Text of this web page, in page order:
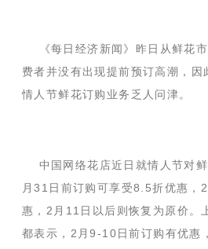
《每日经济新闻》昨日从鲜花市
费者并没有出现提前预订高潮，因
情人节鲜花订购业务乏人问津。
中国网络花店近日就情人节对鲜
月31日前订购可享受8.5折优惠，
惠，2月11日以后则恢复为原价。
都表示，2月9-10日前订购有优惠